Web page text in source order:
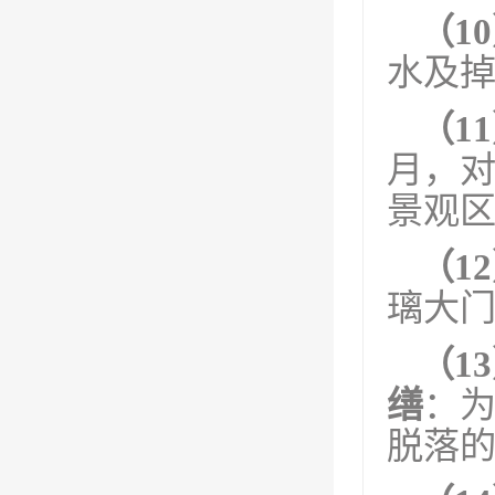
（
水及
（
月，
景观
（
璃大
（
缮：
脱落